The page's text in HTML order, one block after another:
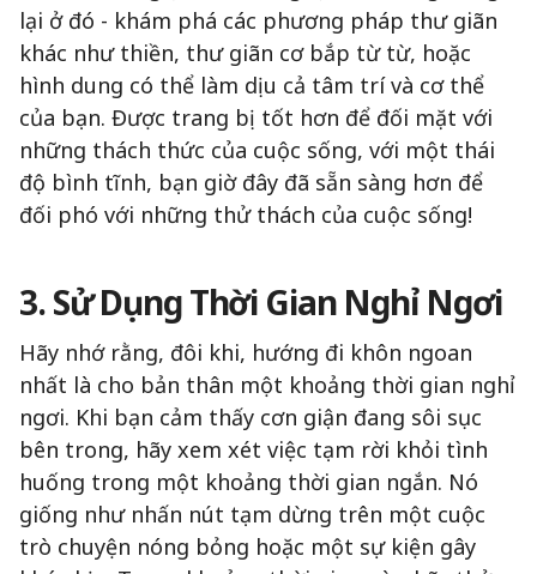
lại ở đó - khám phá các phương pháp thư giãn
khác như thiền, thư giãn cơ bắp từ từ, hoặc
hình dung có thể làm dịu cả tâm trí và cơ thể
của bạn. Được trang bị tốt hơn để đối mặt với
những thách thức của cuộc sống, với một thái
độ bình tĩnh, bạn giờ đây đã sẵn sàng hơn để
đối phó với những thử thách của cuộc sống!
3. Sử Dụng Thời Gian Nghỉ Ngơi
Hãy nhớ rằng, đôi khi, hướng đi khôn ngoan
nhất là cho bản thân một khoảng thời gian nghỉ
ngơi. Khi bạn cảm thấy cơn giận đang sôi sục
bên trong, hãy xem xét việc tạm rời khỏi tình
huống trong một khoảng thời gian ngắn. Nó
giống như nhấn nút tạm dừng trên một cuộc
trò chuyện nóng bỏng hoặc một sự kiện gây